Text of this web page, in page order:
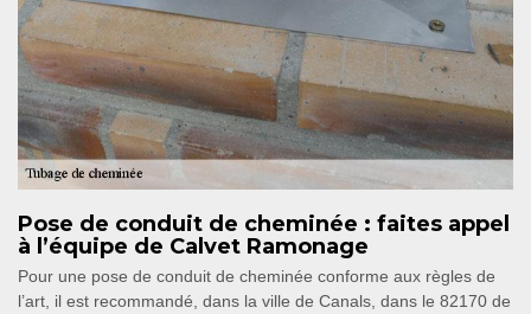
Pose de conduit de cheminée : faites appel
à l’équipe de Calvet Ramonage
Pour une pose de conduit de cheminée conforme aux règles de
l’art, il est recommandé, dans la ville de Canals, dans le 82170 de